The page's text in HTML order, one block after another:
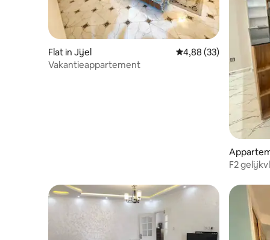
Flat in Jijel Gemiddelde
4,88 (33)
Vakantieappartement
F2